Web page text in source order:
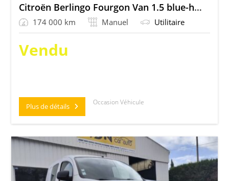
Citroën Berlingo Fourgon Van 1.5 blue-hdi 75 Club
174 000 km Manuel Utilitaire
Vendu
Plus de détails Occasion Véhicule